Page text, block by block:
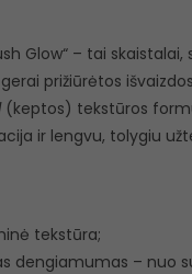
Glow“ – tai
prižiūrėtos
(keptos) tekstūros
ir lengvu, tolygiu
tekstūra;
dengiamumas – nuo